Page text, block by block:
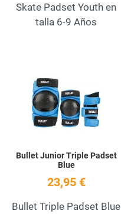
Skate Padset Youth en
talla 6-9 Años
Bullet Junior Triple Padset
Blue
23,95 €
Bullet Triple Padset Blue